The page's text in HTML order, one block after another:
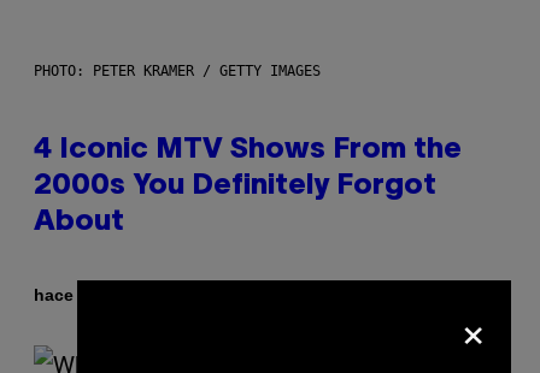
PHOTO: PETER KRAMER / GETTY IMAGES
4 Iconic MTV Shows From the
2000s You Definitely Forgot
About
hace 39 minutos ×